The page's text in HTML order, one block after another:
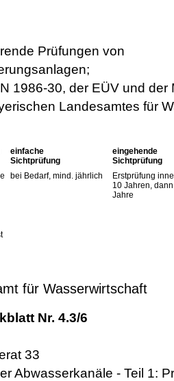
Prüfungen von
1986-30, der EÜV und der
Landesamtes für
einfache
Sichtprüfung
eingehende
Sichtprüfung
bei Bedarf, mind. jährlich
Erstprüfung
10 Jahren,
Jahre
für Wasserwirtschaft
Nr. 4.3/6
33
Abwasserkanäle - Teil 1: